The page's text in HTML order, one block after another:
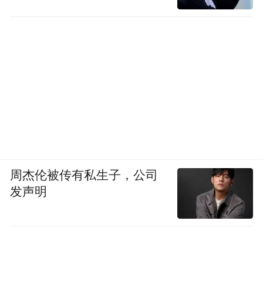
周杰伦被传有私生子，公司
发声明